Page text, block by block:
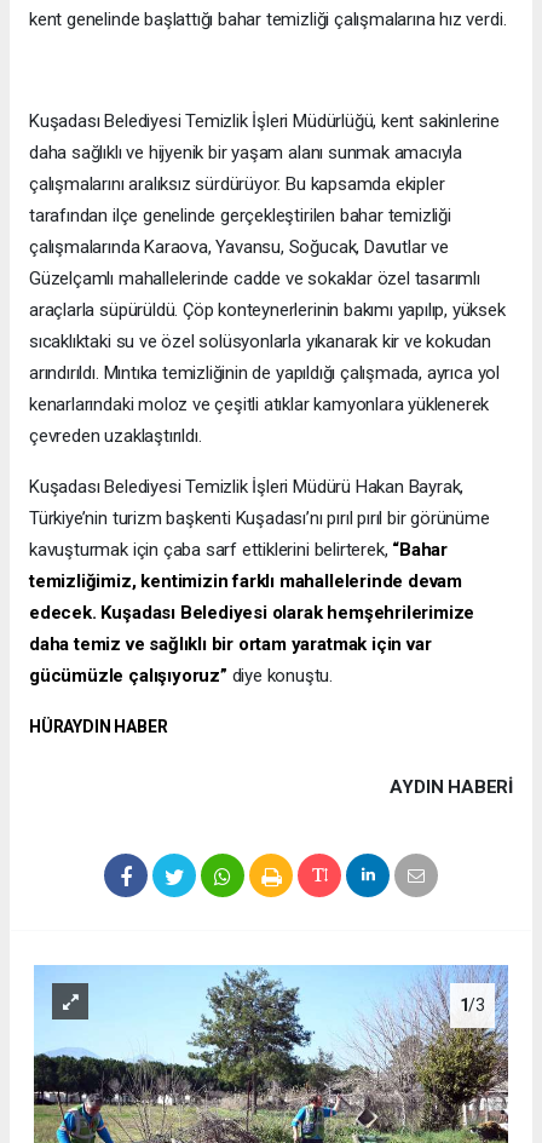
kent genelinde başlattığı bahar temizliği çalışmalarına hız verdi.
Kuşadası Belediyesi Temizlik İşleri Müdürlüğü, kent sakinlerine
daha sağlıklı ve hijyenik bir yaşam alanı sunmak amacıyla
çalışmalarını aralıksız sürdürüyor. Bu kapsamda ekipler
tarafından ilçe genelinde gerçekleştirilen bahar temizliği
çalışmalarında Karaova, Yavansu, Soğucak, Davutlar ve
Güzelçamlı mahallelerinde cadde ve sokaklar özel tasarımlı
araçlarla süpürüldü. Çöp konteynerlerinin bakımı yapılıp, yüksek
sıcaklıktaki su ve özel solüsyonlarla yıkanarak kir ve kokudan
arındırıldı. Mıntıka temizliğinin de yapıldığı çalışmada, ayrıca yol
kenarlarındaki moloz ve çeşitli atıklar kamyonlara yüklenerek
çevreden uzaklaştırıldı.
Kuşadası Belediyesi Temizlik İşleri Müdürü Hakan Bayrak,
Türkiye’nin turizm başkenti Kuşadası’nı pırıl pırıl bir görünüme
kavuşturmak için çaba sarf ettiklerini belirterek, “Bahar
temizliğimiz, kentimizin farklı mahallelerinde devam
edecek. Kuşadası Belediyesi olarak hemşehrilerimize
daha temiz ve sağlıklı bir ortam yaratmak için var
gücümüzle çalışıyoruz” diye konuştu.
HÜRAYDIN HABER
AYDIN HABERİ
1/3